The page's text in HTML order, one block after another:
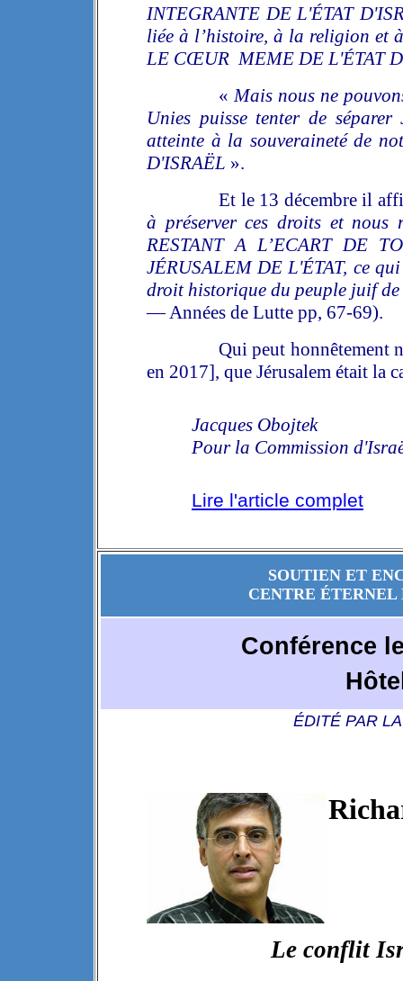
INTEGRANTE DE L'ÉTAT
liée à l’histoire, à la religion et
LE CŒUR MEME DE L'ÉTAT
«Mais nous ne
Unies puisse tenter de
atteinte à la souveraineté de
D'ISRAËL ».
Et le 13 décembre il
à préserver ces droits et nous
RESTANT A L’ECART DE
JÉRUSALEM DE L'ÉTAT, ce
droit historique du peuple juif
— Années de Lutte pp, 67-69).
Qui peut honnêtement
en 2017], que Jérusalem était la
Jacques Obojtek
Pour la Commission
Lire l'article complet
SOUTIEN ET
CENTRE
Conférence
ÉDITÉ PAR
Le conflit